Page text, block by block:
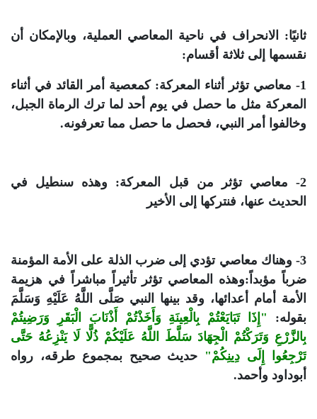
ثانيًا: الانحراف في ناحية المعاصي العملية، وبالإمكان أن
نقسمها إلى ثلاثة أقسام:
1- معاصي تؤثر أثناء المعركة: كمعصية أمر القائد في أثناء
المعركة مثل ما حصل في يوم أحد لما ترك الرماة الجبل،
وخالفوا أمر النبي، فحصل ما حصل مما تعرفونه.
2- معاصي تؤثر من قبل المعركة: وهذه سنطيل في
الحديث عنها، فنتركها إلى الأخير
3- وهناك معاصي تؤدي إلى ضرب الذلة على الأمة المؤمنة
ضرباً مؤبداً:وهذه المعاصي تؤثر تأثيراً مباشراً في هزيمة
الأمة أمام أعدائها، وقد بينها النبي صَلَّى اللَّهُ عَلَيْهِ وَسَلَّمَ
بقوله:
"إِذَا تَبَايَعْتُمْ بِالْعِينَةِ وَأَخَذْتُمْ أَذْنَابَ الْبَقَرِ وَرَضِيتُمْ
بِالزَّرْعِ وَتَرَكْتُمْ الْجِهَادَ سَلَّطَ اللَّهُ عَلَيْكُمْ ذُلًّا لَا يَنْزِعُهُ حَتَّى
تَرْجِعُوا إِلَى دِينِكُمْ" حديث صحيح بمجموع طرقه، رواه
أبوداود وأحمد.